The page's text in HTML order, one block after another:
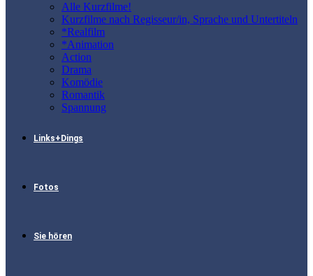
Alle Kurzfilme!
Kurzfilme nach Regisseur/in, Sprache und Untertiteln
*Realfilm
*Animation
Action
Drama
Komödie
Romantik
Spannung
Links+Dings
Fotos
Sie hören